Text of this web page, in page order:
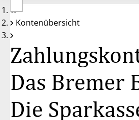
Keine
Konten
Kontenübersicht
Das Bremer
Die